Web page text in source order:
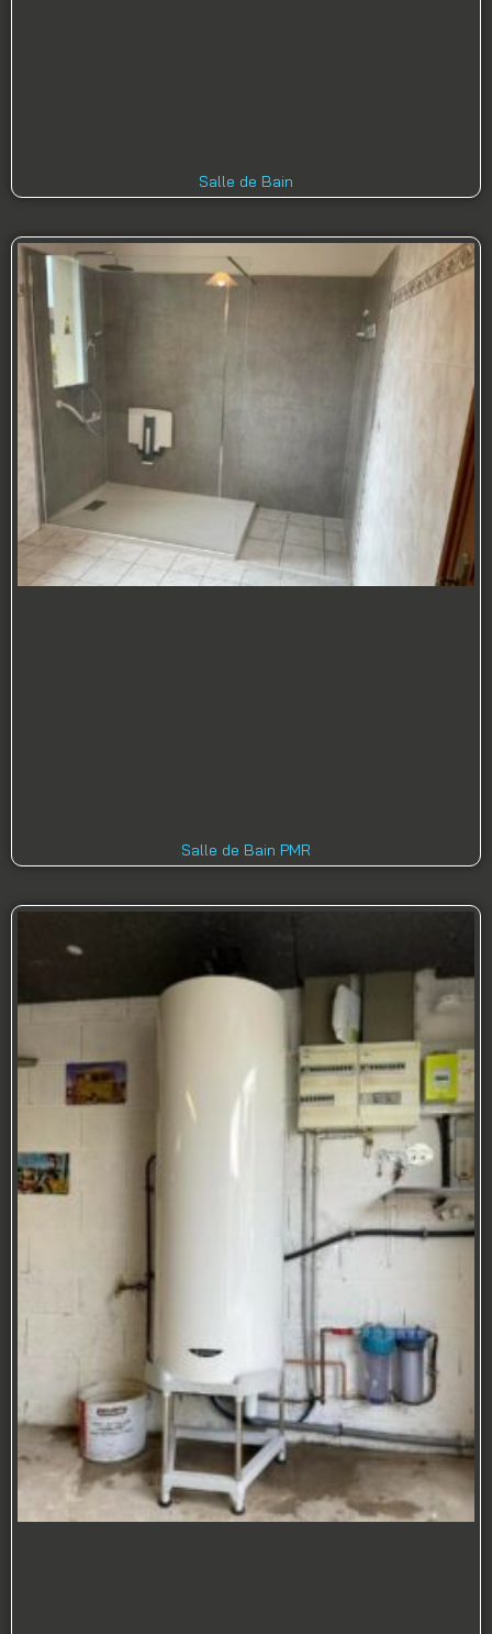
Salle de Bain
Salle de Bain PMR